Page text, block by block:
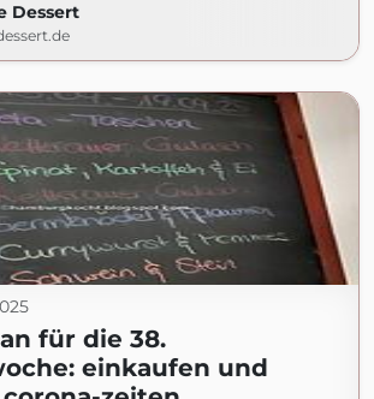
Dessert
für die 38.
einkaufen und